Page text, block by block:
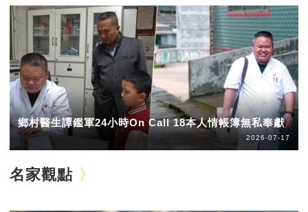
鄉村醫生譚鑑軍24小時On Call 18本人情帳簿無私奉獻
2026-07-17
名家觀點